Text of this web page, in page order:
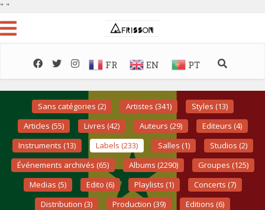
" "
FR EN PT
Sans catégories (2) Artistes (341)
Styles (13)
Articles (55)
Livres (42) Auteurs (29)
Editeurs (4)
Instruments (13)
Labels (233) Salles (1)
Studios (2)
Événements archivés (65)
Albums (2290)
Groupes (125)
Medias (5)
Edito (6) Playlists (1)
Concerts (7)
Distribution (3)
Production (39)
Editions (6)